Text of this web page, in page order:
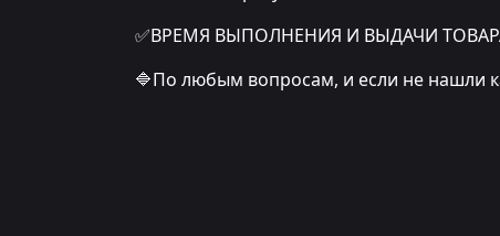
✅ВРЕМЯ ВЫПОЛНЕНИЯ И ВЫДАЧИ ТОВАРА:
🔷По любым вопросам, и если не нашли